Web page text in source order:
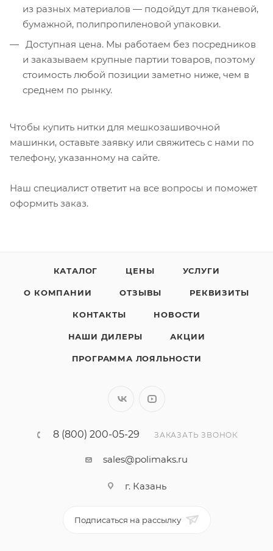
из разных материалов — подойдут для тканевой,
бумажной, полипропиленовой упаковки.
Доступная цена. Мы работаем без посредников
и заказываем крупные партии товаров, поэтому
стоимость любой позиции заметно ниже, чем в
среднем по рынку.
Чтобы купить нитки для мешкозашивочной
машинки, оставьте заявку или свяжитесь с нами по
телефону, указанному на сайте.
Наш специалист ответит на все вопросы и поможет
оформить заказ.
КАТАЛОГ ЦЕНЫ УСЛУГИ
О КОМПАНИИ ОТЗЫВЫ РЕКВИЗИТЫ
КОНТАКТЫ НОВОСТИ
НАШИ ДИЛЕРЫ АКЦИИ
ПРОГРАММА ЛОЯЛЬНОСТИ
8 (800) 200-05-29 ЗАКАЗАТЬ ЗВОНОК
sales@polimaks.ru
г. Казань
Подписаться на рассылку